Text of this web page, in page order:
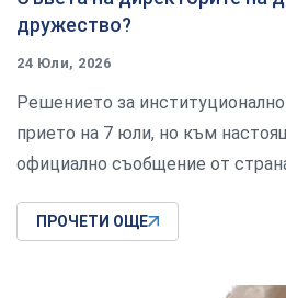
дружество?
24 Юли, 2026
Решението за
прието на 7 юли, но към
официално съобщение от
ПРОЧЕТИ ОЩЕ